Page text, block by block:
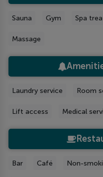
Sauna Gym Spa
Massage
Laundry service Room
Lift access Medical
Bar Café Non-